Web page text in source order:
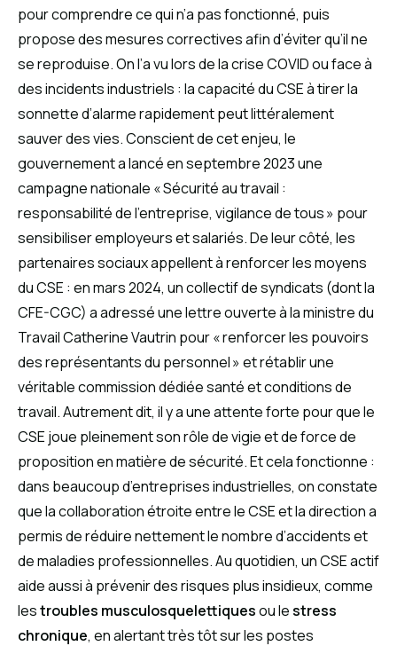
pour comprendre ce qui n’a pas fonctionné, puis
propose des mesures correctives afin d’éviter qu’il ne
se reproduise. On l’a vu lors de la crise COVID ou face à
des incidents industriels : la capacité du CSE à tirer la
sonnette d’alarme rapidement peut littéralement
sauver des vies. Conscient de cet enjeu, le
gouvernement a lancé en septembre 2023 une
campagne nationale « Sécurité au travail :
responsabilité de l’entreprise, vigilance de tous » pour
sensibiliser employeurs et salariés. De leur côté, les
partenaires sociaux appellent à renforcer les moyens
du CSE : en mars 2024, un collectif de syndicats (dont la
CFE-CGC) a adressé une lettre ouverte à la ministre du
Travail Catherine Vautrin pour « renforcer les pouvoirs
des représentants du personnel » et rétablir une
véritable commission dédiée santé et conditions de
travail. Autrement dit, il y a une attente forte pour que le
CSE joue pleinement son rôle de vigie et de force de
proposition en matière de sécurité. Et cela fonctionne :
dans beaucoup d’entreprises industrielles, on constate
que la collaboration étroite entre le CSE et la direction a
permis de réduire nettement le nombre d’accidents et
de maladies professionnelles. Au quotidien, un CSE actif
aide aussi à prévenir des risques plus insidieux, comme
lestroubles musculosquelettiquesou lestress
chronique, en alertant très tôt sur les postes